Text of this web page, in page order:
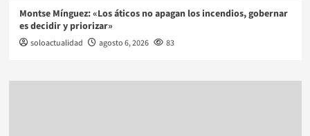
Montse Mínguez: «Los áticos no apagan los incendios, gobernar
es decidir y priorizar»
soloactualidad agosto 6, 2026 83